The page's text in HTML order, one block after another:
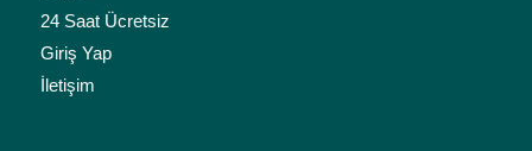
24 Saat Ücretsiz
Giriş Yap
İletişim